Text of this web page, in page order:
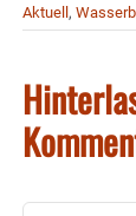
Aktuell ,